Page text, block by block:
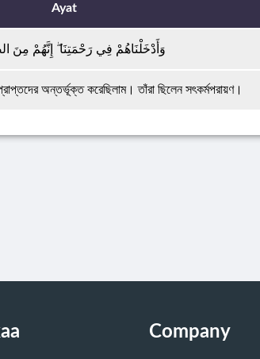
Ayat
وَأَدْخَلْنَاهُمْ فِي رَحْمَتِنَا ۖ إِنَّهُمْ مِنَ
অন্তর্ভূক্ত করেছিলাম। তাঁরা ছিলেন সৎকর্মপরায়ণ।
Company